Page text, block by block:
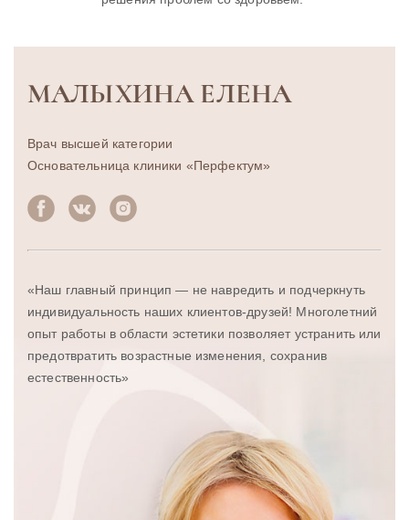
МАЛЫХИНА ЕЛЕНА
Врач высшей категории
Основательница клиники «Перфектум»
«Наш главный принцип — не навредить и подчеркнуть
индивидуальность наших клиентов-друзей! Многолетний
опыт работы в области эстетики позволяет устранить или
предотвратить возрастные изменения, сохранив
естественность»